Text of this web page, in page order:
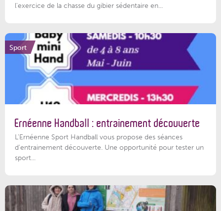
l'exercice de la chasse du gibier sédentaire en...
Sport
Ernéenne Handball : entrainement découverte
L'Ernéenne Sport Handball vous propose des séances
d'entrainement découverte. Une opportunité pour tester un
sport...